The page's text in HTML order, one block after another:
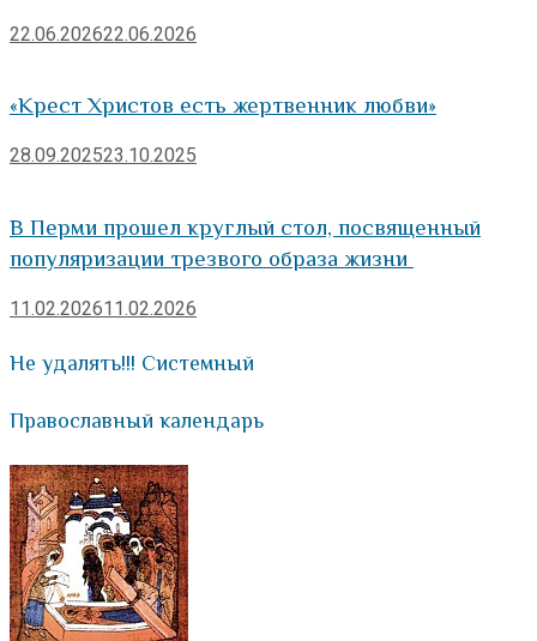
22.06.202622.06.2026
«Крест Христов есть жертвенник любви»
28.09.202523.10.2025
В Перми прошел круглый стол, посвященный
популяризации трезвого образа жизни
11.02.202611.02.2026
Не удалять!!! Системный
Православный календарь